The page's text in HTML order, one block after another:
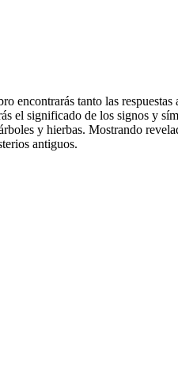
tanto las respuestas
el significado de los signos y
y hierbas. Mostrando
antiguos.